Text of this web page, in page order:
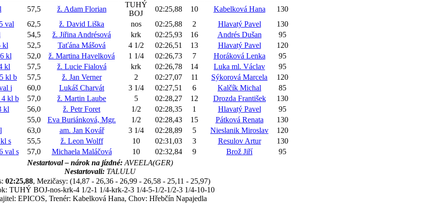
57,5 ž. Adam Florian
TUHÝ
BOJ
02:25,88 10 Kabelková Hana
130
val 62,5 ž. David Liška nos 02:25,88 2 Hlavatý Pavel
130
54,5 ž. Jiřina Andrésová krk 02:25,93 16 Andrés Dušan
95
kl 52,5 Taťána Mášová 4 1/2 02:26,51 13 Hlavatý Pavel
120
kl 52,0 ž. Martina Havelková 1 1/4 02:26,73 7 Horáková Lenka
95
kl 57,5 ž. Lucie Fialová krk 02:26,78 14 Luka ml. Václav
95
kl b 57,5 ž. Jan Verner 2 02:27,07 11 Sýkorová Marcela
120
j 60,0 Lukáš Charvát 3 1/4 02:27,51 6 Kalčík Michal
85
kl b 57,0 ž. Martin Laube 5 02:28,27 12 Drozda František
130
kl 56,0 ž. Petr Foret 1/2 02:28,35 1 Hlavatý Pavel
95
55,0 Eva Buriánková, Mgr. 1/2 02:28,43 15 Pátková Renata
130
63,0 am. Jan Kovář 3 1/4 02:28,89 5 Nieslanik Miroslav
120
s 55,5 ž. Leon Wolff 10 02:31,03 3 Resulov Artur
130
val s 57,0 Michaela Maláčová 10 02:32,84 9 Brož Jiří
95
Nestartoval – nárok na jízdné:AVEELA(GER)
Nestartovali:TALULU
02:25,88, Mezičasy: (14,87 - 26,36 - 26,99 - 26,58 - 25,11 - 25,97)
TUHÝ BOJ-nos-krk-4 1/2-1 1/4-krk-2-3 1/4-5-1/2-1/2-3 1/4-10-10
EPICOS, Trenér: Kabelková Hana, Chov: Hřebčín Napajedla